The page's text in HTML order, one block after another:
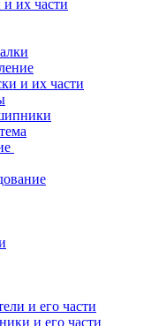
их части
и их части
и его части
и его части